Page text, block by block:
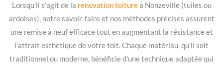
Lorsqu’il s’agit de la rénovation toitureà Nonzeville (tuiles ou
ardoises), notre savoir-faire et nos méthodes précises assurent
une remise à neuf efficace tout en augmentant la résistance et
l’attrait esthétique de votre toit. Chaque matériau, qu’il soit
traditionnel ou moderne, bénéficie d’une technique adaptée qui